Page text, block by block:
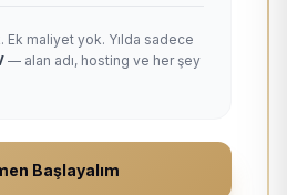
Ek maliyet yok. Yılda sadece
— alan adı, hosting ve her şey
Başlayalım